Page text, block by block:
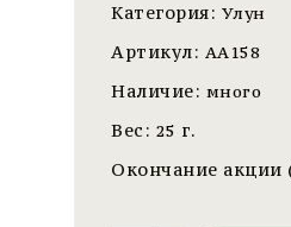
Категория: Улун
Артикул: AA158
Наличие: много
Вес: 25 г.
Окончание акции